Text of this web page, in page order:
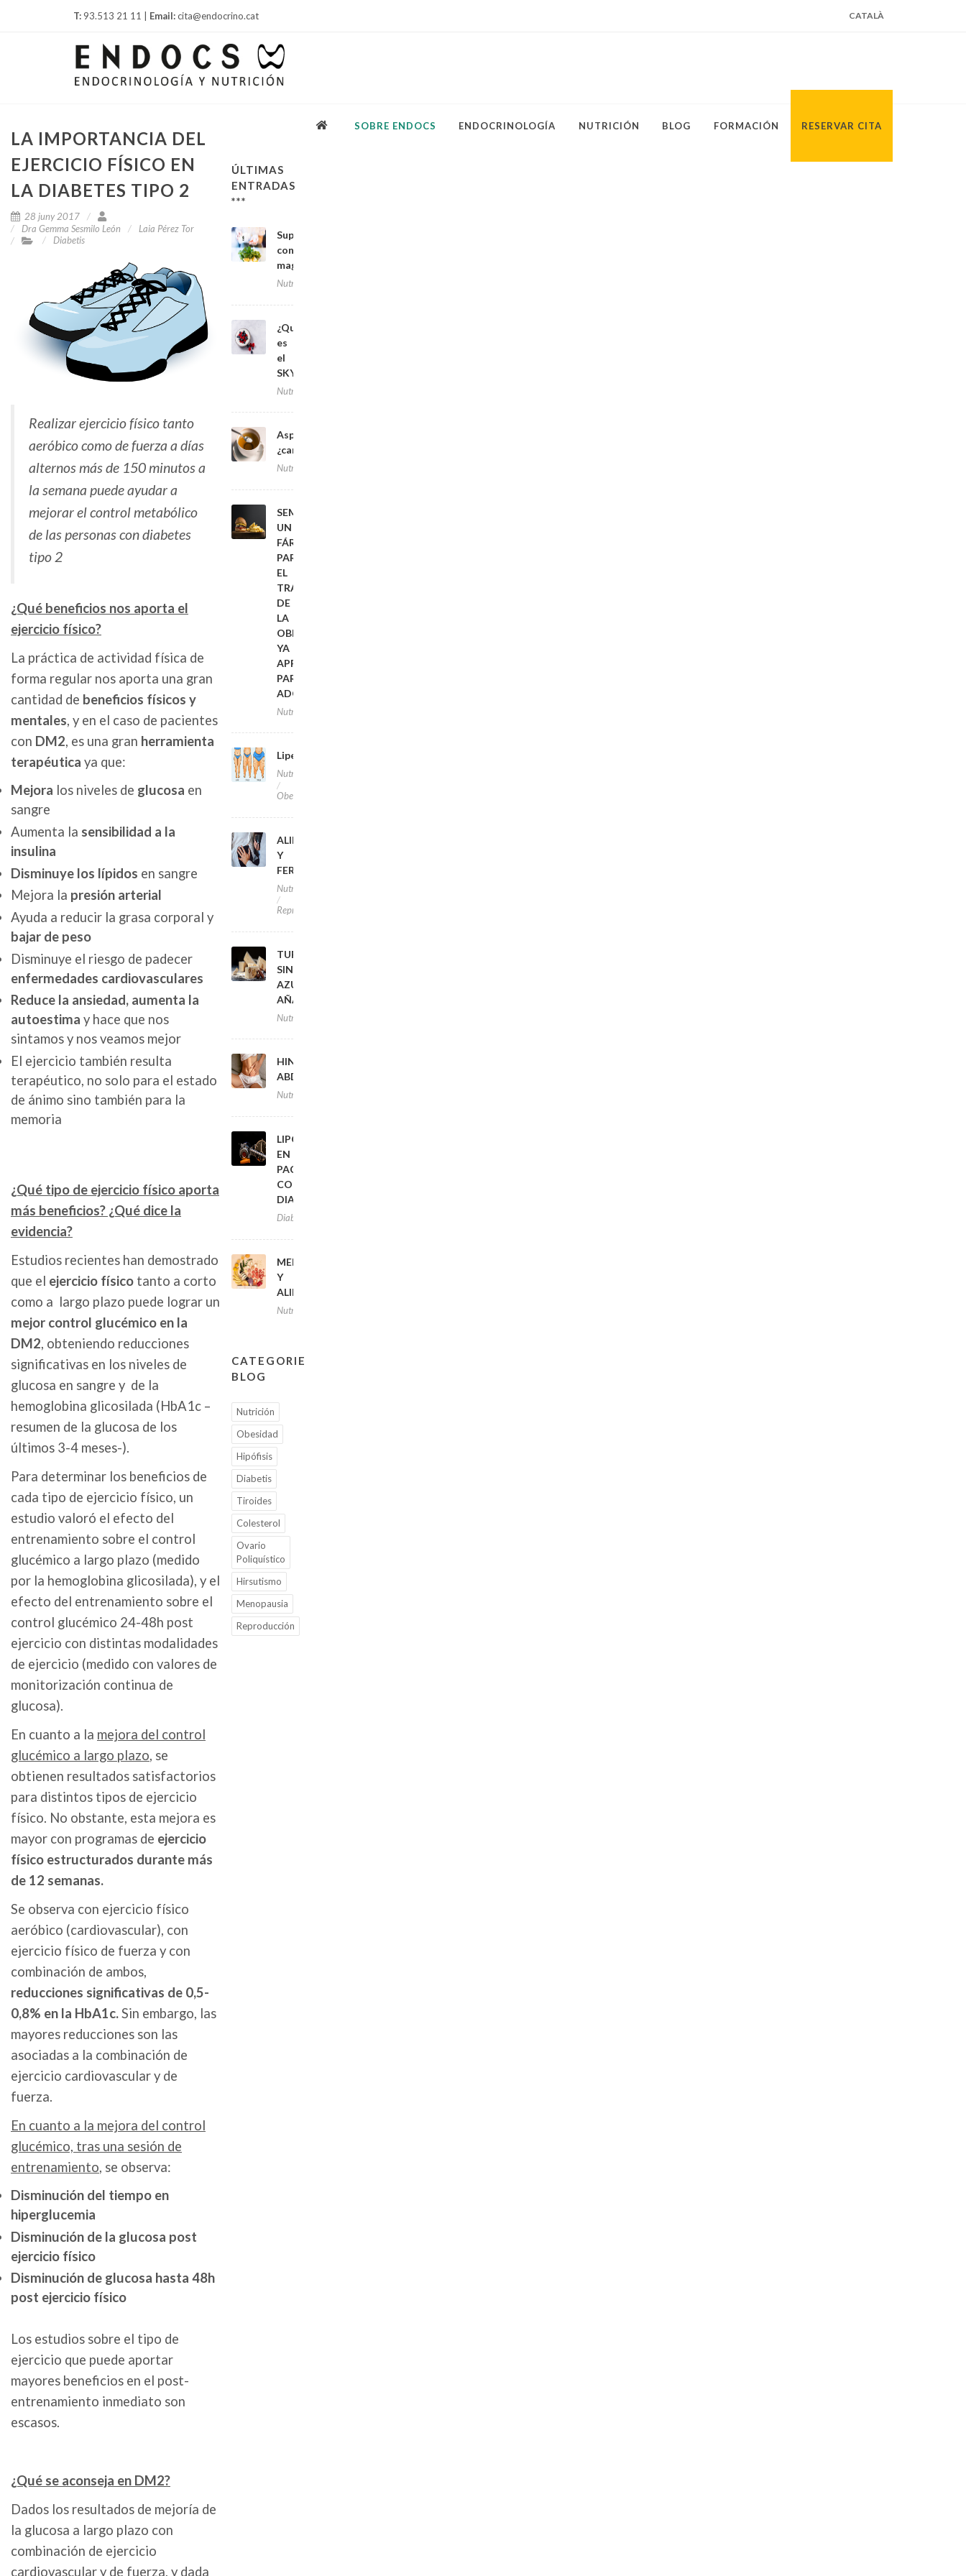
T: 93.513 21 11 | Email:cita@endocrino.cat CATALÀ
SOBRE ENDOCS ENDOCRINOLOGÍA NUTRICIÓN BLOG FORMACIÓN RESERVAR CITA
LA IMPORTANCIA DEL
EJERCICIO FÍSICO EN
LA DIABETES TIPO 2
28 juny 2017
Dra Gemma Sesmilo León
Laia Pérez Tor
Diabetis
Realizar ejercicio físico tanto
aeróbico como de fuerza a días
alternos más de 150 minutos a
la semana puede ayudar a
mejorar el control metabólico
de las personas con diabetes
tipo 2
¿Qué beneficios nos aporta el
ejercicio físico?
La práctica de actividad física de
forma regular nos aporta una gran
cantidad de beneficios físicos y
mentales, y en el caso de pacientes
con DM2, es una gran herramienta
terapéutica ya que:
Mejora los niveles de glucosa en
sangre
Aumenta la sensibilidad a la
insulina
Disminuye los lípidos en sangre
Mejora la presión arterial
Ayuda a reducir la grasa corporal y
bajar de peso
Disminuye el riesgo de padecer
enfermedades cardiovasculares
Reduce la ansiedad, aumenta la
autoestima y hace que nos
sintamos y nos veamos mejor
El ejercicio también resulta
terapéutico, no solo para el estado
de ánimo sino también para la
memoria
¿Qué tipo de ejercicio físico aporta
más beneficios? ¿Qué dice la
evidencia?
Estudios recientes han demostrado
que el ejercicio físico tanto a corto
como a largo plazo puede lograr un
mejor control glucémico en la
DM2, obteniendo reducciones
significativas en los niveles de
glucosa en sangre y de la
hemoglobina glicosilada (HbA1c –
resumen de la glucosa de los
últimos 3-4 meses-).
Para determinar los beneficios de
cada tipo de ejercicio físico, un
estudio valoró el efecto del
entrenamiento sobre el control
glucémico a largo plazo (medido
por la hemoglobina glicosilada), y el
efecto del entrenamiento sobre el
control glucémico 24-48h post
ejercicio con distintas modalidades
de ejercicio (medido con valores de
monitorización continua de
glucosa).
En cuanto a la mejora del control
glucémico a largo plazo, se
obtienen resultados satisfactorios
para distintos tipos de ejercicio
físico. No obstante, esta mejora es
mayor con programas de ejercicio
físico estructurados durante más
de 12 semanas.
Se observa con ejercicio físico
aeróbico (cardiovascular), con
ejercicio físico de fuerza y con
combinación de ambos,
reducciones significativas de 0,5-
0,8% en la HbA1c.Sin embargo, las
mayores reducciones son las
asociadas a la combinación de
ejercicio cardiovascular y de
fuerza.
En cuanto a la mejora del control
glucémico, tras una sesión de
entrenamiento, se observa:
Disminución del tiempo en
hiperglucemia
Disminución de la glucosa post
ejercicio físico
Disminución de glucosa hasta 48h
post ejercicio físico
Los estudios sobre el tipo de
ejercicio que puede aportar
mayores beneficios en el post-
entrenamiento inmediato son
escasos.
¿Qué se aconseja en DM2?
Dados los resultados de mejoría de
la glucosa a largo plazo con
combinación de ejercicio
cardiovascular y de fuerza, y dada
ÚLTIMAS
ENTRADAS
***
Suplementación
con
magnesio
Nutrición
¿Qué
es
el
SKYR?
Nutrición
Aspartamo,
¿cancerígeno?
Nutrición
SEMAGLUTIDA:
UN
FÁRMACO
PARA
EL
TRATAMIENTO
DE
LA
OBESIDAD
YA
APROVADO
PARA
ADOLESCENTES
Nutrición
Lipedema
Nutrición
Obesidad
ALIMENTACIÓN
Y
FERTILIDAD
Nutrición
Reproducción
TURRONES
SIN
AZÚCARES
AÑADIDOS
Nutrición
HINCHAZÓN
ABDOMINAL
Nutrición
LIPODISTROFIAS
EN
PACIENTES
CON
DIABETES
Diabetis
MENOPAUSIA
Y
ALIMENTACIÓN
Nutrición
CATEGORIES
BLOG
Nutrición
Obesidad
Hipófisis
Diabetis
Tiroides
Colesterol
Ovario
Poliquístico
Hirsutismo
Menopausia
Reproducción